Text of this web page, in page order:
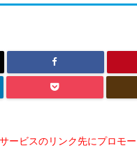
ービスのリンク先にプロモ